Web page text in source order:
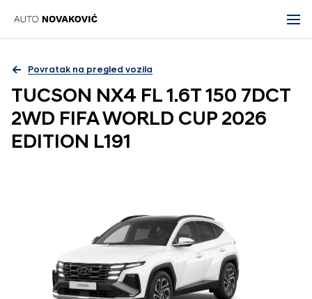
Povratak na pregled vozila
TUCSON NX4 FL 1.6T 150 7DCT
2WD FIFA WORLD CUP 2026
EDITION L191